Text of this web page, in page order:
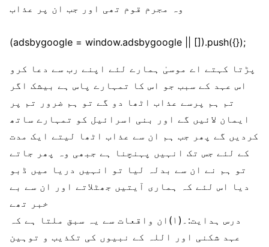
وہ مجرم قوم تھی اور جب ان پر عذاب
(adsbygoogle = window.adsbygoogle || []).push({});
پڑتا کہتے اے موسیٰ ہمارے لئے اپنے رب سے دعا کرو
اس عہد کے سبب جو اس کا تمہارے پاس ہے بیشک اگر
تم ہم پرسے عذاب اٹھا دو گے تو ہم ضرور تم پر
ایمان لائیں گے اور بنی اسرائیل کو تمہارے ساتھ
کردیں گے پھر جب ہم ان سے عذاب اٹھا لیتے ایک مدت
کے لئے جس تک انہیں پہنچنا ہے جبھی وہ پھر جاتے
تو ہم نے ان سے بدلہ لیا تو انہیں دریا میں ڈبو
دیا اس لئے کہ ہماری آیتیں جھٹلاتے اور ان سے بے
درس ہدایت:۔(۱)ان واقعات سے یہ سبق ملتا ہے کہ
عہد شکنی اور اللہ کے نبیوں کی تکذیب و توہین